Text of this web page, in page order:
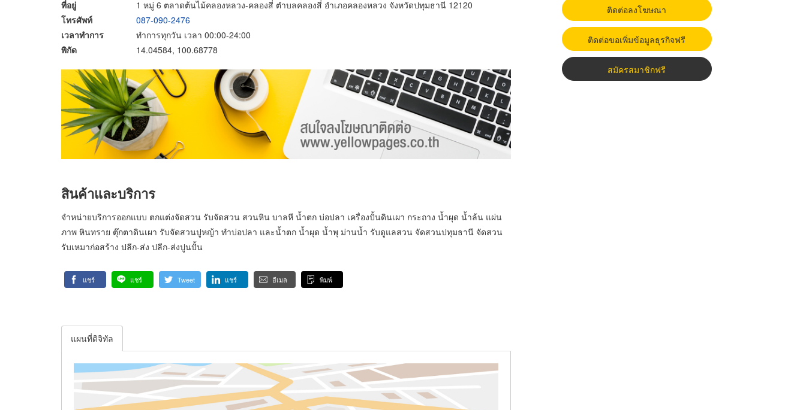
ที่อยู่
1 หมู่ 6 ตลาดต้นไม้คลองหลวง-คลองสี่ ตำบลคลองสี่ อำเภอคลองหลวง จังหวัดปทุมธานี 12120
โทรศัพท์
087-090-2476
เวลาทำการ
ทำการทุกวัน เวลา 00:00-24:00
พิกัด
14.04584, 100.68778
สินค้าและบริการ
จำหน่ายบริการออกแบบ ตกแต่งจัดสวน รับจัดสวน สวนหิน บาลหี น้ำตก บ่อปลา เครื่องปั้นดินเผา กระถาง น้ำผุด น้ำล้น แผ่น
ภาพ หินทราย ตุ๊กตาดินเผา รับจัดสวนปูหญ้า ทำบ่อปลา และน้ำตก น้ำผุด น้ำพุ ม่านน้ำ รับดูแลสวน จัดสวนปทุมธานี จัดสวน
รับเหมาก่อสร้าง ปลีก-ส่ง ปลีก-ส่งปูนปั้น
แชร์ แชร์ Tweet แชร์ อีเมล พิมพ์
แผนที่ดิจิทัล
ติดต่อลงโฆษณา
ติดต่อขอเพิ่มข้อมูลธุรกิจฟรี
สมัครสมาชิกฟรี